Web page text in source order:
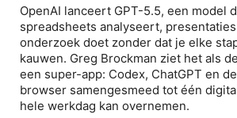
OpenAI lanceert GPT-5.5, een model
spreadsheets analyseert,
onderzoek doet zonder dat je elke
kauwen. Greg Brockman ziet het als
een super-app: Codex, ChatGPT en
browser samengesmeed tot één
hele werkdag kan overnemen.